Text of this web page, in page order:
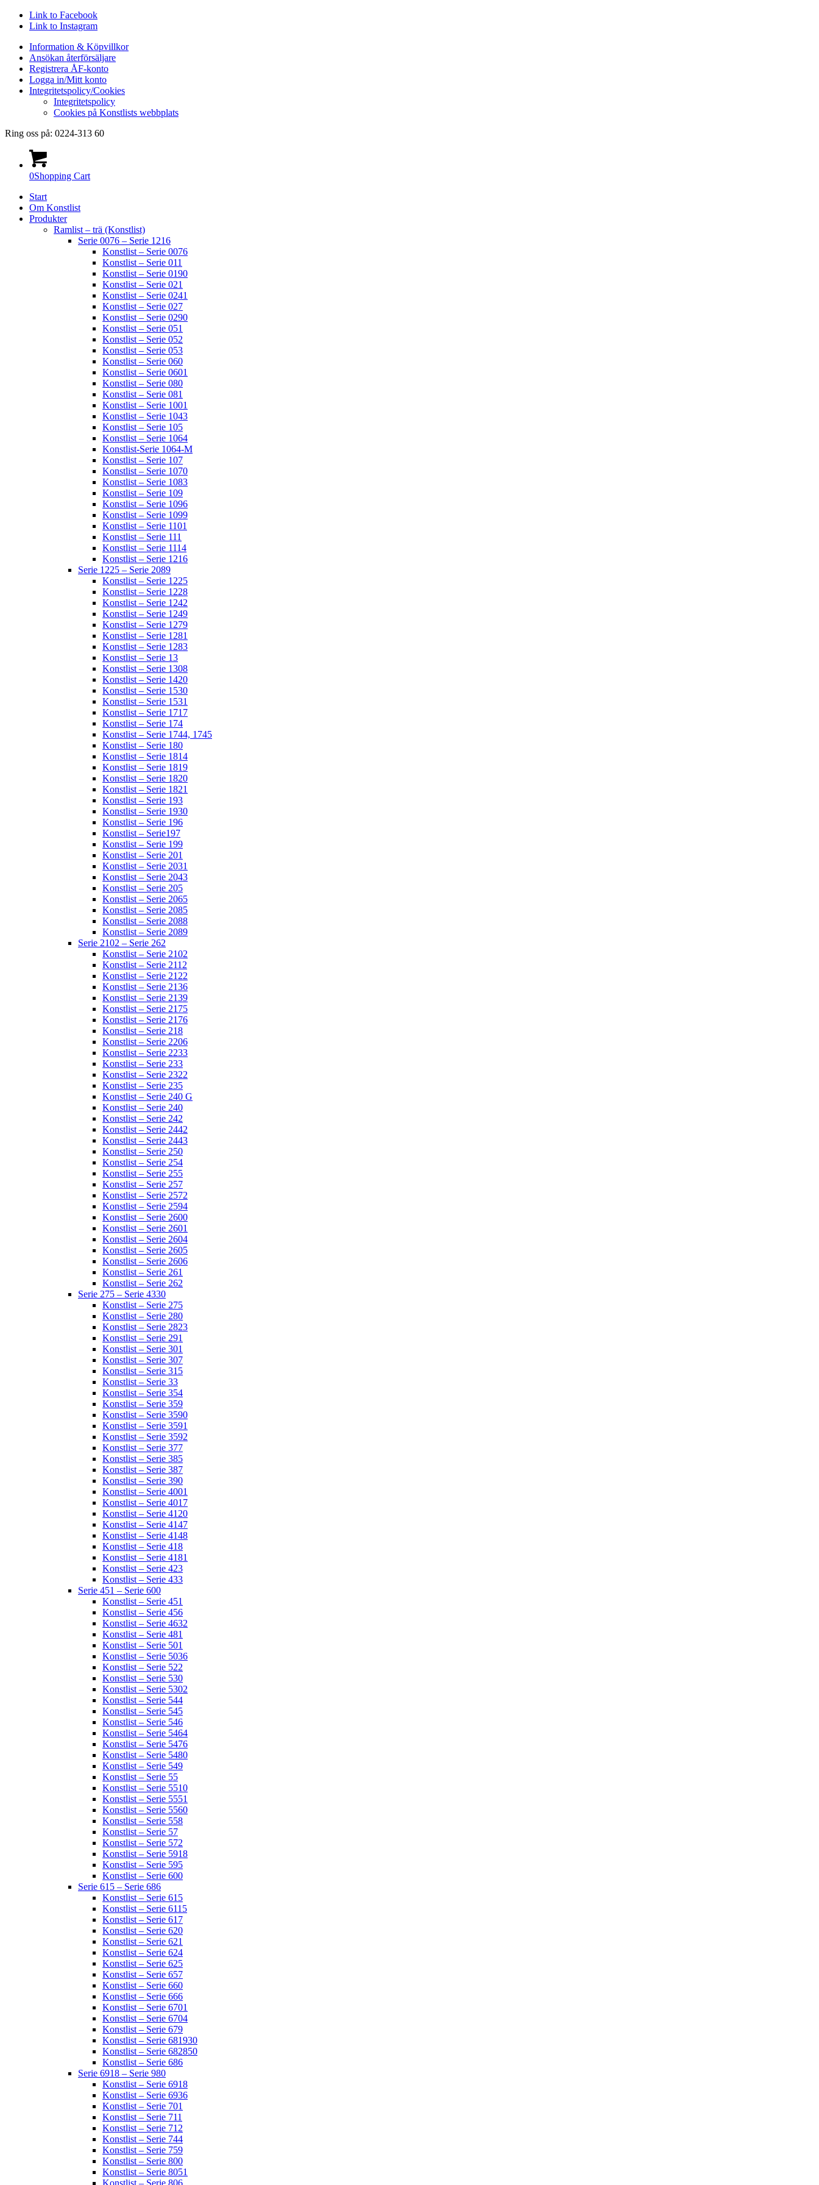
Link to Facebook
Link to Instagram
Information & Köpvillkor
Ansökan återförsäljare
Registrera ÅF-konto
Logga in/Mitt konto
Integritetspolicy/Cookies
Integritetspolicy
Cookies på Konstlists webbplats
Ring oss på: 0224-313 60
0Shopping Cart
Start
Om Konstlist
Produkter
Ramlist – trä (Konstlist)
Serie 0076 – Serie 1216
Konstlist – Serie 0076
Konstlist – Serie 011
Konstlist – Serie 0190
Konstlist – Serie 021
Konstlist – Serie 0241
Konstlist – Serie 027
Konstlist – Serie 0290
Konstlist – Serie 051
Konstlist – Serie 052
Konstlist – Serie 053
Konstlist – Serie 060
Konstlist – Serie 0601
Konstlist – Serie 080
Konstlist – Serie 081
Konstlist – Serie 1001
Konstlist – Serie 1043
Konstlist – Serie 105
Konstlist – Serie 1064
Konstlist-Serie 1064-M
Konstlist – Serie 107
Konstlist – Serie 1070
Konstlist – Serie 1083
Konstlist – Serie 109
Konstlist – Serie 1096
Konstlist – Serie 1099
Konstlist – Serie 1101
Konstlist – Serie 111
Konstlist – Serie 1114
Konstlist – Serie 1216
Serie 1225 – Serie 2089
Konstlist – Serie 1225
Konstlist – Serie 1228
Konstlist – Serie 1242
Konstlist – Serie 1249
Konstlist – Serie 1279
Konstlist – Serie 1281
Konstlist – Serie 1283
Konstlist – Serie 13
Konstlist – Serie 1308
Konstlist – Serie 1420
Konstlist – Serie 1530
Konstlist – Serie 1531
Konstlist – Serie 1717
Konstlist – Serie 174
Konstlist – Serie 1744, 1745
Konstlist – Serie 180
Konstlist – Serie 1814
Konstlist – Serie 1819
Konstlist – Serie 1820
Konstlist – Serie 1821
Konstlist – Serie 193
Konstlist – Serie 1930
Konstlist – Serie 196
Konstlist – Serie197
Konstlist – Serie 199
Konstlist – Serie 201
Konstlist – Serie 2031
Konstlist – Serie 2043
Konstlist – Serie 205
Konstlist – Serie 2065
Konstlist – Serie 2085
Konstlist – Serie 2088
Konstlist – Serie 2089
Serie 2102 – Serie 262
Konstlist – Serie 2102
Konstlist – Serie 2112
Konstlist – Serie 2122
Konstlist – Serie 2136
Konstlist – Serie 2139
Konstlist – Serie 2175
Konstlist – Serie 2176
Konstlist – Serie 218
Konstlist – Serie 2206
Konstlist – Serie 2233
Konstlist – Serie 233
Konstlist – Serie 2322
Konstlist – Serie 235
Konstlist – Serie 240 G
Konstlist – Serie 240
Konstlist – Serie 242
Konstlist – Serie 2442
Konstlist – Serie 2443
Konstlist – Serie 250
Konstlist – Serie 254
Konstlist – Serie 255
Konstlist – Serie 257
Konstlist – Serie 2572
Konstlist – Serie 2594
Konstlist – Serie 2600
Konstlist – Serie 2601
Konstlist – Serie 2604
Konstlist – Serie 2605
Konstlist – Serie 2606
Konstlist – Serie 261
Konstlist – Serie 262
Serie 275 – Serie 4330
Konstlist – Serie 275
Konstlist – Serie 280
Konstlist – Serie 2823
Konstlist – Serie 291
Konstlist – Serie 301
Konstlist – Serie 307
Konstlist – Serie 315
Konstlist – Serie 33
Konstlist – Serie 354
Konstlist – Serie 359
Konstlist – Serie 3590
Konstlist – Serie 3591
Konstlist – Serie 3592
Konstlist – Serie 377
Konstlist – Serie 385
Konstlist – Serie 387
Konstlist – Serie 390
Konstlist – Serie 4001
Konstlist – Serie 4017
Konstlist – Serie 4120
Konstlist – Serie 4147
Konstlist – Serie 4148
Konstlist – Serie 418
Konstlist – Serie 4181
Konstlist – Serie 423
Konstlist – Serie 433
Serie 451 – Serie 600
Konstlist – Serie 451
Konstlist – Serie 456
Konstlist – Serie 4632
Konstlist – Serie 481
Konstlist – Serie 501
Konstlist – Serie 5036
Konstlist – Serie 522
Konstlist – Serie 530
Konstlist – Serie 5302
Konstlist – Serie 544
Konstlist – Serie 545
Konstlist – Serie 546
Konstlist – Serie 5464
Konstlist – Serie 5476
Konstlist – Serie 5480
Konstlist – Serie 549
Konstlist – Serie 55
Konstlist – Serie 5510
Konstlist – Serie 5551
Konstlist – Serie 5560
Konstlist – Serie 558
Konstlist – Serie 57
Konstlist – Serie 572
Konstlist – Serie 5918
Konstlist – Serie 595
Konstlist – Serie 600
Serie 615 – Serie 686
Konstlist – Serie 615
Konstlist – Serie 6115
Konstlist – Serie 617
Konstlist – Serie 620
Konstlist – Serie 621
Konstlist – Serie 624
Konstlist – Serie 625
Konstlist – Serie 657
Konstlist – Serie 660
Konstlist – Serie 666
Konstlist – Serie 6701
Konstlist – Serie 6704
Konstlist – Serie 679
Konstlist – Serie 681930
Konstlist – Serie 682850
Konstlist – Serie 686
Serie 6918 – Serie 980
Konstlist – Serie 6918
Konstlist – Serie 6936
Konstlist – Serie 701
Konstlist – Serie 711
Konstlist – Serie 712
Konstlist – Serie 744
Konstlist – Serie 759
Konstlist – Serie 800
Konstlist – Serie 8051
Konstlist – Serie 806